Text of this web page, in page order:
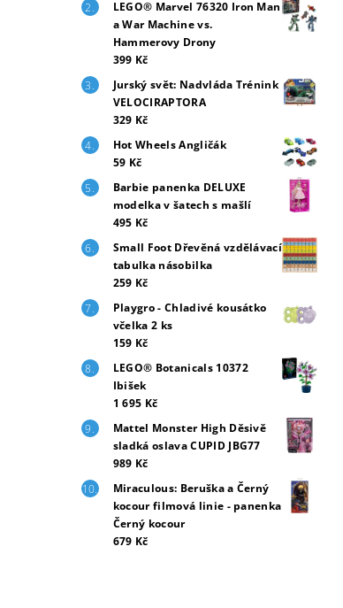
LEGO® Marvel 76320 Iron Man
a War Machine vs.
Hammerovy Drony
399 Kč
Jurský svět: Nadvláda Trénink
VELOCIRAPTORA
329 Kč
Hot Wheels Angličák
59 Kč
Barbie panenka DELUXE
modelka v šatech s mašlí
495 Kč
Small Foot Dřevěná vzdělávací
tabulka násobilka
259 Kč
Playgro - Chladivé kousátko
včelka 2 ks
159 Kč
LEGO® Botanicals 10372
Ibišek
1 695 Kč
Mattel Monster High Děsivě
sladká oslava CUPID JBG77
989 Kč
Miraculous: Beruška a Černý
kocour filmová linie - panenka
Černý kocour
679 Kč